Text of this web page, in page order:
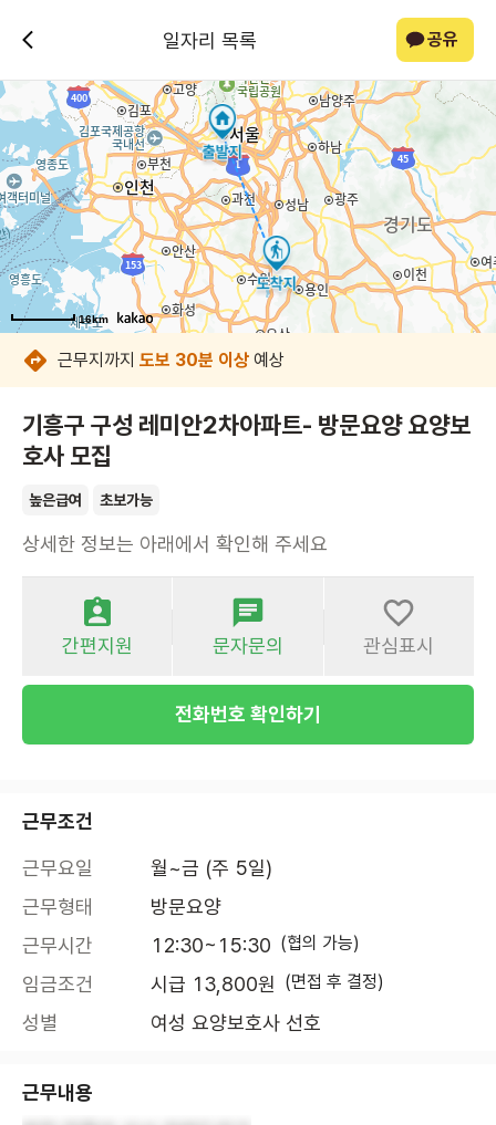
일자리 목록 공유
16km
16km
16km
16km
16km
16km
16km
16km
근무지까지 도보 30분 이상 예상
기흥구 구성 레미안2차아파트- 방문요양 요양보
호사 모집
높은급여 초보가능
상세한 정보는 아래에서 확인해 주세요
간편지원 문자문의 관심표시
전화번호 확인하기
근무조건
근무요일
월~금 (주 5일)
근무형태
방문요양
근무시간
12:30~15:30 (협의 가능)
임금조건 시급 13,800원 (면접 후 결정)
성별 여성 요양보호사 선호
근무내용